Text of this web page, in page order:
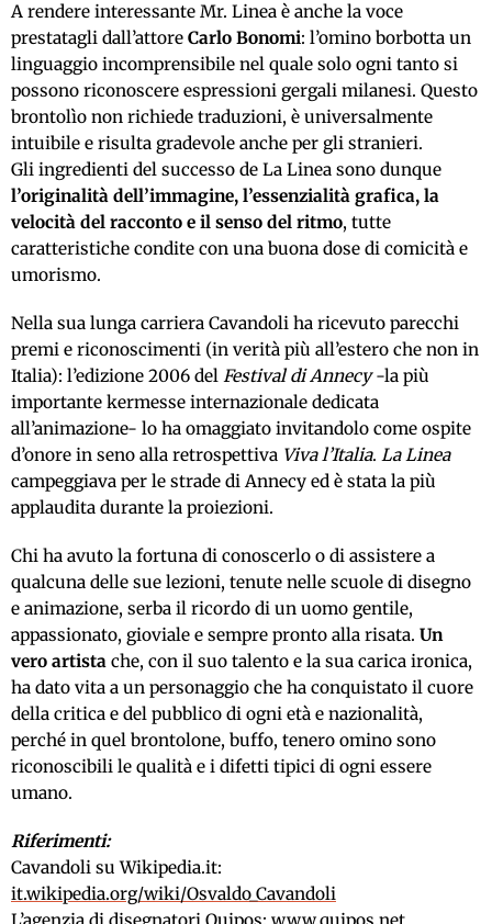
A rendere interessante Mr. Linea è anche la voce
prestatagli dall’attore Carlo Bonomi: l’omino borbotta un
linguaggio incomprensibile nel quale solo ogni tanto si
possono riconoscere espressioni gergali milanesi. Questo
brontolìo non richiede traduzioni, è universalmente
intuibile e risulta gradevole anche per gli stranieri.
Gli ingredienti del successo de La Linea sono dunque
l’originalità dell’immagine, l’essenzialità grafica, la
velocità del racconto e il senso del ritmo, tutte
caratteristiche condite con una buona dose di comicità e
umorismo.
Nella sua lunga carriera Cavandoli ha ricevuto parecchi
premi e riconoscimenti (in verità più all’estero che non in
Italia): l’edizione 2006 del Festival di Annecy-la più
importante kermesse internazionale dedicata
all’animazione- lo ha omaggiato invitandolo come ospite
d’onore in seno alla retrospettiva Viva l’Italia. La Linea
campeggiava per le strade di Annecy ed è stata la più
applaudita durante la proiezioni.
Chi ha avuto la fortuna di conoscerlo o di assistere a
qualcuna delle sue lezioni, tenute nelle scuole di disegno
e animazione, serba il ricordo di un uomo gentile,
appassionato, gioviale e sempre pronto alla risata. Un
vero artista che, con il suo talento e la sua carica ironica,
ha dato vita a un personaggio che ha conquistato il cuore
della critica e del pubblico di ogni età e nazionalità,
perché in quel brontolone, buffo, tenero omino sono
riconoscibili le qualità e i difetti tipici di ogni essere
umano.
Riferimenti:
Cavandoli su Wikipedia.it:
it.wikipedia.org/wiki/Osvaldo_Cavandoli